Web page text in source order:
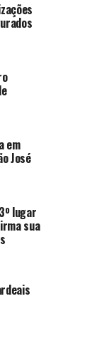
em
José
lugar
sua